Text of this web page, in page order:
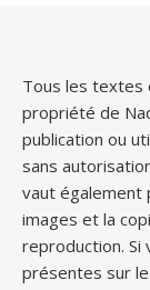
Tous les textes
propriété de
publication ou
sans
vaut également
images et la
reproduction. Si
présentes sur